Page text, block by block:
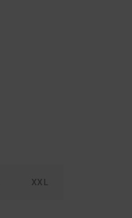
XXL